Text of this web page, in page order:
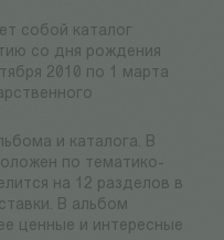
собой каталог
со дня рождения
2010 по 1 марта
и каталога. В
по тематико-
на 12 разделов в
В альбом
ценные и интересные